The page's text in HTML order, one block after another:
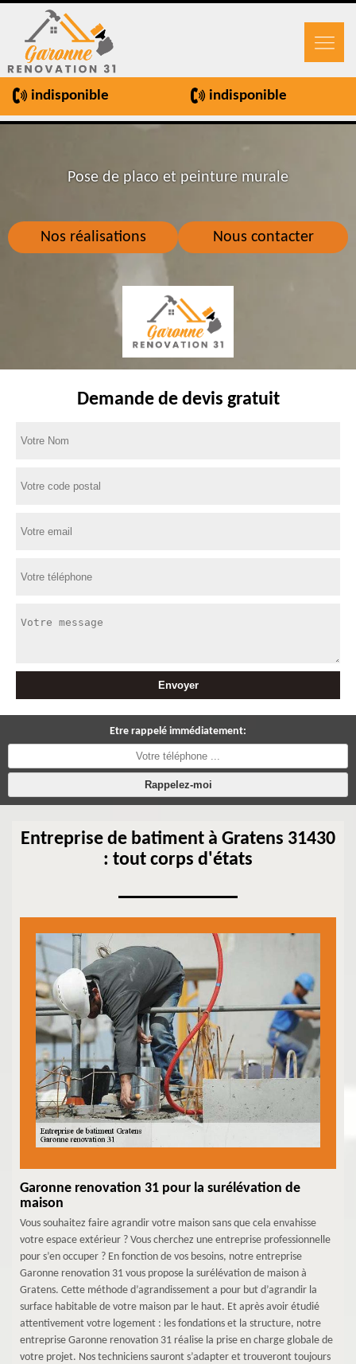
indisponible indisponible
Nos réalisations Nous contacter
Pose de placo et peinture murale
Demande de devis gratuit
Etre rappelé immédiatement:
Entreprise de batiment à Gratens 31430
: tout corps d'états
Garonne renovation 31 pour la surélévation de
maison
Vous souhaitez faire agrandir votre maison sans que cela envahisse
votre espace extérieur ? Vous cherchez une entreprise professionnelle
pour s’en occuper ? En fonction de vos besoins, notre entreprise
Garonne renovation 31 vous propose la surélévation de maison à
Gratens. Cette méthode d’agrandissement a pour but d’agrandir la
surface habitable de votre maison par le haut. Et après avoir étudié
attentivement votre logement : les fondations et la structure, notre
entreprise Garonne renovation 31 réalise la prise en charge globale de
votre projet. Nos techniciens sauront s’adapter et trouveront toujours